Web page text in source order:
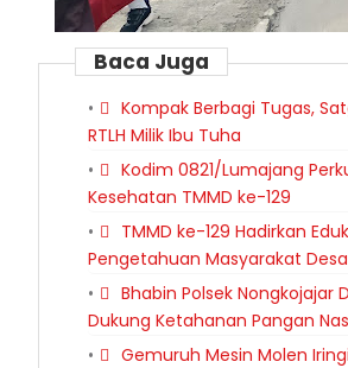
Baca Juga
Kompak Berbagi Tugas,
RTLH Milik Ibu Tuha
Kodim 0821/Lumajang
Kesehatan TMMD ke-129
TMMD ke-129 Hadirkan
Pengetahuan Masyarakat
Bhabin Polsek
Dukung Ketahanan Pangan
Gemuruh Mesin Molen